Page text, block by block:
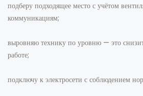
подберу подходящее место с учётом
коммуникациям;
выровняю технику по уровню — это
работе;
подключу к электросети с соблюдением